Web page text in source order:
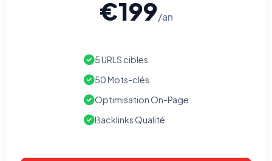
€199/an
5 URLS cibles
50 Mots-clés
Optimisation On-Page
Backlinks Qualité